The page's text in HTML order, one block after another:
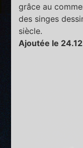
grâce au
des singes
siècle.
Ajoutée le